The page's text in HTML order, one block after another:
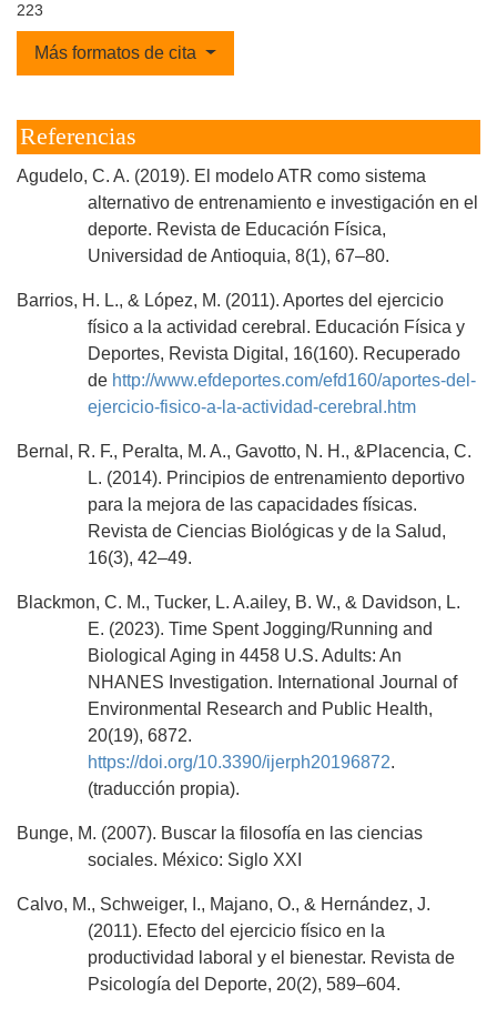
223
Más formatos de cita
Referencias
Agudelo, C. A. (2019). El modelo ATR como sistema
alternativo de entrenamiento e investigación en el
deporte. Revista de Educación Física,
Universidad de Antioquia, 8(1), 67–80.
Barrios, H. L., & López, M. (2011). Aportes del ejercicio
físico a la actividad cerebral. Educación Física y
Deportes, Revista Digital, 16(160). Recuperado
de http://www.efdeportes.com/efd160/aportes-del-
ejercicio-fisico-a-la-actividad-cerebral.htm
Bernal, R. F., Peralta, M. A., Gavotto, N. H., &Placencia, C.
L. (2014). Principios de entrenamiento deportivo
para la mejora de las capacidades físicas.
Revista de Ciencias Biológicas y de la Salud,
16(3), 42–49.
Blackmon, C. M., Tucker, L. A.ailey, B. W., & Davidson, L.
E. (2023). Time Spent Jogging/Running and
Biological Aging in 4458 U.S. Adults: An
NHANES Investigation. International Journal of
Environmental Research and Public Health,
20(19), 6872.
https://doi.org/10.3390/ijerph20196872.
(traducción propia).
Bunge, M. (2007). Buscar la filosofía en las ciencias
sociales. México: Siglo XXI
Calvo, M., Schweiger, I., Majano, O., & Hernández, J.
(2011). Efecto del ejercicio físico en la
productividad laboral y el bienestar. Revista de
Psicología del Deporte, 20(2), 589–604.